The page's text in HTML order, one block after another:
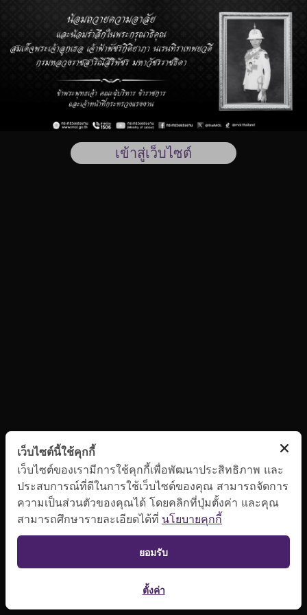
เข้าสู่เว็บไซต์
เว็บไซต์นี้ใช้คุกกี้
เว็บไซต์ของเรามีการใช้คุกกี้เพื่อพัฒนาประสิทธิภาพ และ
ประสบการณ์ที่ดีในการใช้เว็บไซต์ของคุณ สามารถจัดการ
ความเป็นส่วนตัวของคุณได้ โดยคลิกที่ปุ่มตั้งค่า และคุณ
สามารถศึกษารายละเอียดได้ที่ นโยบายคุกกี้
ยอมรับ
ตั้งค่า